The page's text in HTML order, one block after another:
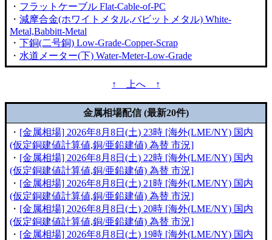
・ フラットケーブル Flat-Cable-of-PC
・ 減摩合金(ホワイトメタル,バビットメタル) White-
Metal,Babbitt-Metal
・ 下銅(二号銅) Low-Grade-Copper-Scrap
・ 水道メーター(下) Water-Meter-Low-Grade
↑ 上へ ↑
金属相場配信 (最新20件)
・ [金属相場] 2026年8月8日(土) 23時 [海外(LME/NY) 国内
(仮定銅建値計算値,銅/亜鉛建値) 為替 市況]
・ [金属相場] 2026年8月8日(土) 22時 [海外(LME/NY) 国内
(仮定銅建値計算値,銅/亜鉛建値) 為替 市況]
・ [金属相場] 2026年8月8日(土) 21時 [海外(LME/NY) 国内
(仮定銅建値計算値,銅/亜鉛建値) 為替 市況]
・ [金属相場] 2026年8月8日(土) 20時 [海外(LME/NY) 国内
(仮定銅建値計算値,銅/亜鉛建値) 為替 市況]
・ [金属相場] 2026年8月8日(土) 19時 [海外(LME/NY) 国内